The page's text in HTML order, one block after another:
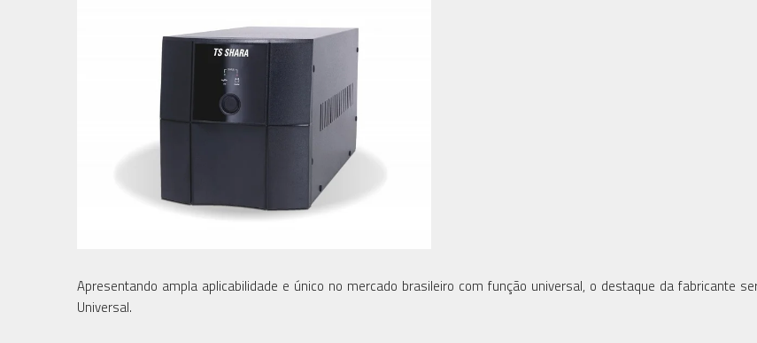
Apresentando ampla aplicabilidade e único no mercado brasileiro com função universal, o destaque da fabricante
Universal.